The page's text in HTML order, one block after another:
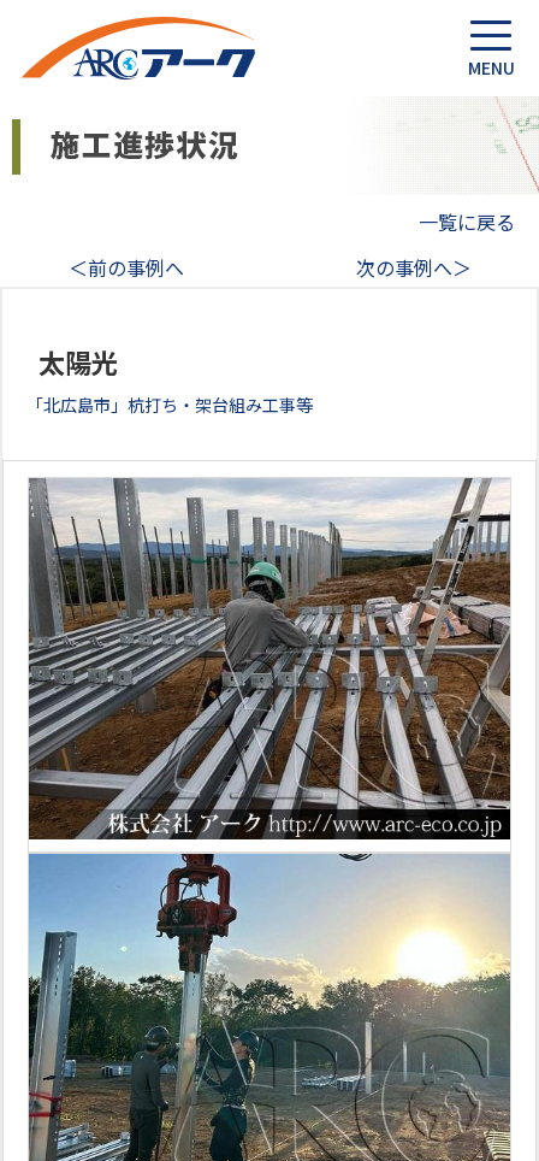
一覧に戻る
＜前の事例へ
次の事例へ＞
太陽光
「北広島市」杭打ち・架台組み工事等